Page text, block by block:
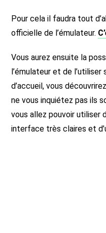
Pour cela il faudra tout
officielle de l’émulateur.
Vous aurez ensuite la
l’émulateur et de l’utiliser
d’accueil, vous
ne vous inquiétez pas ils
vous allez pouvoir utiliser
interface très claires et